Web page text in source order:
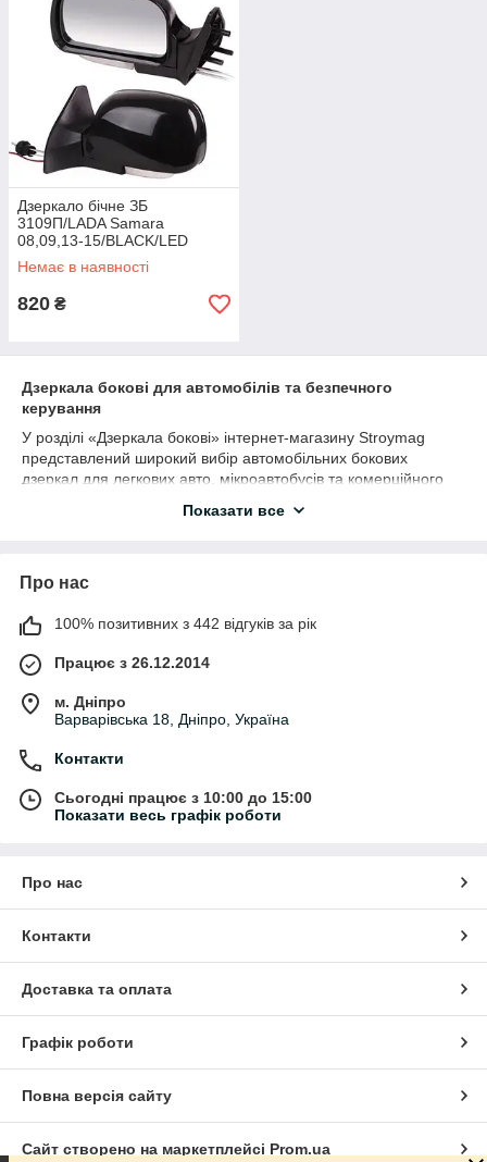
Дзеркало бічне ЗБ
3109П/LADA Samara
08,09,13-15/BLACK/LED
чорне
Немає в наявності
820 ₴
Дзеркала бокові для автомобілів та безпечного
керування
У розділі «Дзеркала бокові» інтернет-магазину Stroymag
представлений широкий вибір автомобільних бокових
дзеркал для легкових авто, мікроавтобусів та комерційного
автомобіля та забезпечують контроль дорожньої ситуації під
огляду, комфортне керування та допомагають водію
універсальні моделі, дзеркальні елементи та аксесуари для
заміни або ремонту.
Що входить у категорію «Дзеркала
бокові»
• універсальні автомобільні дзеркала
• дзеркала заднього виду
• дзеркальні елементи
• бокові дзеркала з підігрівом
• додаткові бокові дзеркала
• корпуси автомобільних дзеркал
• аксесуари для бокових дзеркал
Для чого використовуються бокові
дзеркала
• контролю дорожньої ситуації
• безпечної зміни смуги руху
• паркування автомобіля
• контролю сліпих зон
Показати все
Про нас
100% позитивних з 442 відгуків за рік
Працює з 26.12.2014
м. Дніпро
Варварівська 18, Дніпро, Україна
Контакти
Сьогодні працює з 10:00 до 15:00
Показати весь графік роботи
Про нас
Контакти
Доставка та оплата
Графік роботи
Повна версія сайту
Сайт створено на маркетплейсі Prom.ua